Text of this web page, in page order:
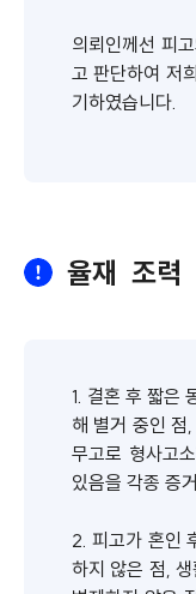
의뢰인께선 피
고 판단하여 저
기하였습니다.
율재 조력
1. 결혼 후 짧은
해 별거 중인 점
무고로 형사고
있음을 각종 증
2. 피고가 혼인
하지 않은 점,